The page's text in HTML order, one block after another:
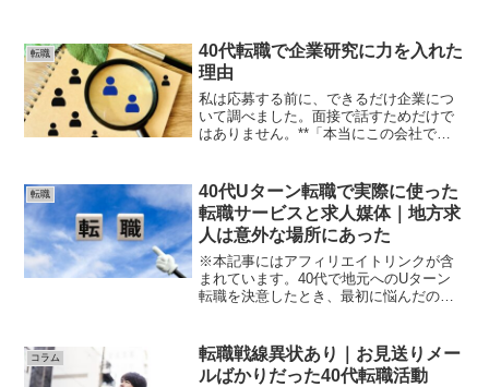
転職
40代転職で企業研究に力を入れた
理由
私は応募する前に、できるだけ企業につ
いて調べました。面接で話すためだけで
はありません。**「本当にこの会社で長
たのは企業理念です。企業理念には、会
社が何を大切にして...
転職
40代Uターン転職で実際に使った
転職サービスと求人媒体｜地方求
人は意外な場所にあった
※本記事にはアフィリエイトリンクが含
まれています。40代で地元へのUターン
転職を決意したとき、最初に悩んだのが
ートエージェントリクナビNEXTなどがよ
く紹介されていま...
コラム
転職戦線異状あり｜お見送りメー
ルばかりだった40代転職活動